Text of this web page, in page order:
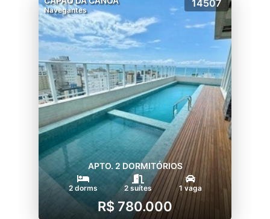
Navegantes
14507
APTO. 2 DORMITÓRIOS
2 dorms 2 suítes 1 vaga
R$ 780.000